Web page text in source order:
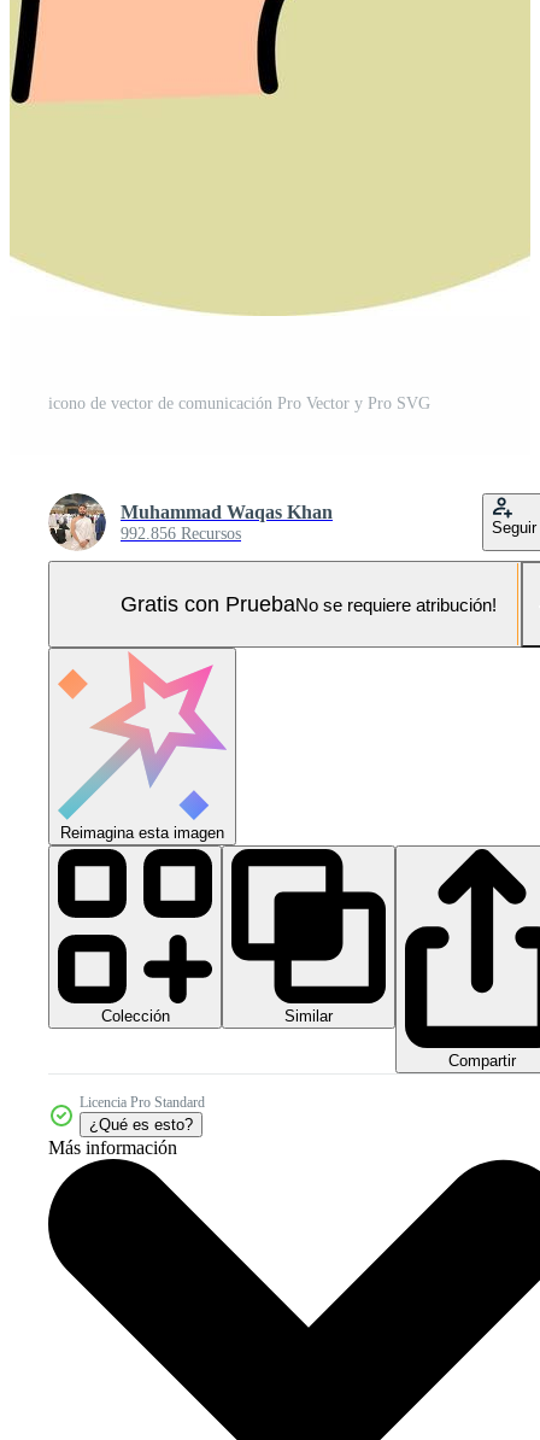
icono de vector de comunicación Pro Vector y Pro SVG
Muhammad Waqas Khan
992.856 Recursos Seguir
Gratis con PruebaNo se requiere atribución!
Reimagina esta imagen
Colección Similar
Compartir
Licencia Pro Standard
¿Qué es esto?
Más información